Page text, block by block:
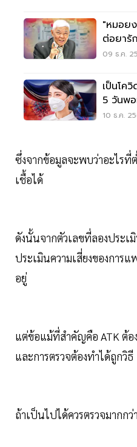
"หมอย
ต่อยารั
09 ธ.ค.
เป็นโค
5 วันพ
10 ธ.ค.
ซึ่งจากข้อมูลจะพบว่าอะไรที่
เชื้อได้
ดังนั้นจากตัวเลขที่ลองประเ
ประเมินความเสี่ยงของการ
อยู่
แต่ข้อแม้ที่สำคัญคือ ATK ต้อ
และการตรวจต้องทำได้ถูกวิธี
ถ้าเป็นไปได้ควรตรวจมากก